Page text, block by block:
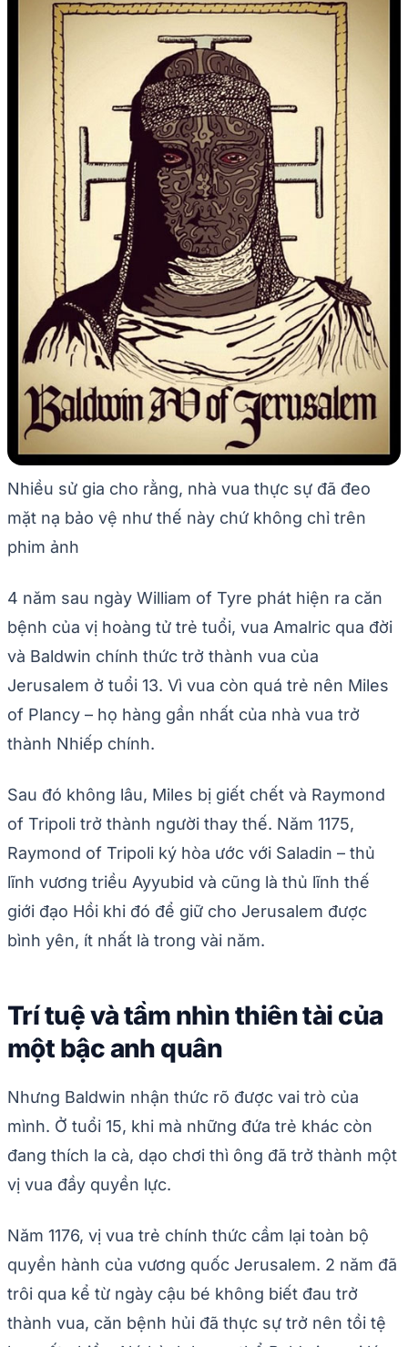
Nhiều sử gia cho rằng, nhà vua thực sự đã đeo
mặt nạ bảo vệ như thế này chứ không chỉ trên
phim ảnh
4 năm sau ngày William of Tyre phát hiện ra căn
bệnh của vị hoàng tử trẻ tuổi, vua Amalric qua đời
và Baldwin chính thức trở thành vua của
Jerusalem ở tuổi 13. Vì vua còn quá trẻ nên Miles
of Plancy – họ hàng gần nhất của nhà vua trở
thành Nhiếp chính.
Sau đó không lâu, Miles bị giết chết và Raymond
of Tripoli trở thành người thay thế. Năm 1175,
Raymond of Tripoli ký hòa ước với Saladin – thủ
lĩnh vương triều Ayyubid và cũng là thủ lĩnh thế
giới đạo Hồi khi đó để giữ cho Jerusalem được
bình yên, ít nhất là trong vài năm.
Trí tuệ và tầm nhìn thiên tài của
một bậc anh quân
Nhưng Baldwin nhận thức rõ được vai trò của
mình. Ở tuổi 15, khi mà những đứa trẻ khác còn
đang thích la cà, dạo chơi thì ông đã trở thành một
vị vua đầy quyền lực.
Năm 1176, vị vua trẻ chính thức cầm lại toàn bộ
quyền hành của vương quốc Jerusalem. 2 năm đã
trôi qua kể từ ngày cậu bé không biết đau trở
thành vua, căn bệnh hủi đã thực sự trở nên tồi tệ